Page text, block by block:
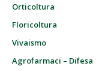
Orticoltura
Floricoltura
Vivaismo
Agrofarmaci – Difesa